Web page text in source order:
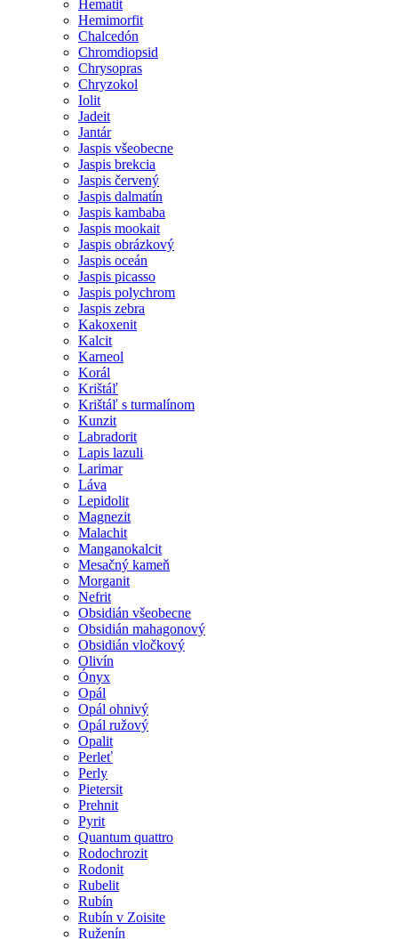
Hematit
Hemimorfit
Chalcedón
Chromdiopsid
Chrysopras
Chryzokol
Iolit
Jadeit
Jantár
Jaspis všeobecne
Jaspis brekcia
Jaspis červený
Jaspis dalmatín
Jaspis kambaba
Jaspis mookait
Jaspis obrázkový
Jaspis oceán
Jaspis picasso
Jaspis polychrom
Jaspis zebra
Kakoxenit
Kalcit
Karneol
Korál
Krištáľ
Krištáľ s turmalínom
Kunzit
Labradorit
Lapis lazuli
Larimar
Láva
Lepidolit
Magnezit
Malachit
Manganokalcit
Mesačný kameň
Morganit
Nefrit
Obsidián všeobecne
Obsidián mahagonový
Obsidián vločkový
Olivín
Ónyx
Opál
Opál ohnivý
Opál ružový
Opalit
Perleť
Perly
Pietersit
Prehnit
Pyrit
Quantum quattro
Rodochrozit
Rodonit
Rubelit
Rubín
Rubín v Zoisite
Ruženín